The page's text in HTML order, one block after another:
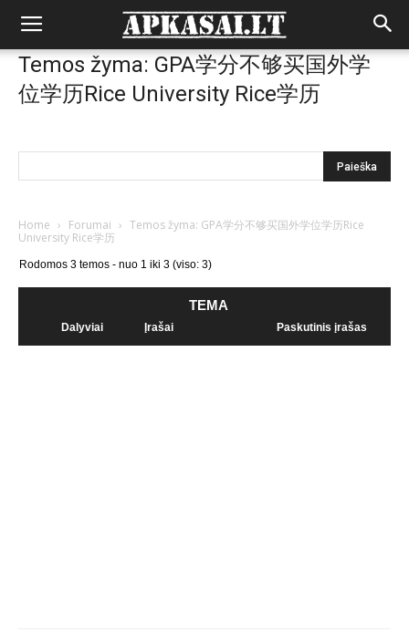
Temos žyma: GPA学分不够买国外学
位学历Rice University Rice学历
Home › Forumai › Temos žyma: GPA学分不够买国外学位学历Rice
University Rice学历
Rodomos 3 temos - nuo 1 iki 3 (viso: 3)
TEMA
Dalyviai Įrašai Paskutinis įrašas